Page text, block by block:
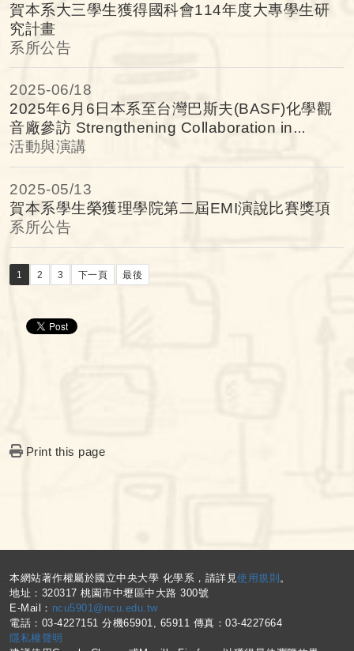
賀本系大三學生獲得國科會114年度大專學生研
究計畫
系所公告
2025-06/18
2025年6月6日本系至台灣巴斯夫(BASF)化學觀
音廠參訪 Strengthening Collaboration in
Semiconductor Innovation
活動與演講
2025-05/13
賀本系學生榮獲理學院第二屆EMI演說比賽獎項
系所公告
1 2 3 下一頁 最後
Print this page
:::本網站著作權屬於國立中央大學 化學系，請詳見使用規則 。
地址：320317 桃園市中壢區中大路 300號
E-Mail： ncu5901@ncu.edu.tw
電話：03-4227151 分機65901, 65911 傳真：03-4227664
隱私權聲明